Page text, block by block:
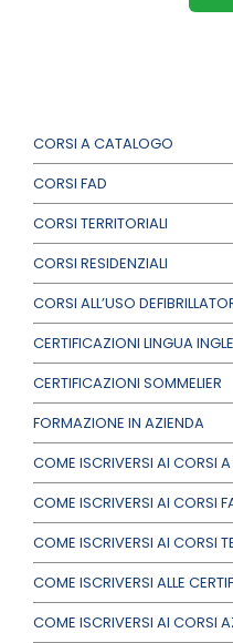
CORSI A CATALOGO
CORSI FAD
CORSI TERRITORIALI
CORSI RESIDENZIALI
CORSI ALL’USO
CERTIFICAZIONI LINGUA
CERTIFICAZIONI SOMMELIER
FORMAZIONE IN AZIENDA
COME ISCRIVERSI AI CORSI
COME ISCRIVERSI AI CORSI
COME ISCRIVERSI AI CORSI
COME ISCRIVERSI ALLE
COME ISCRIVERSI AI CORSI